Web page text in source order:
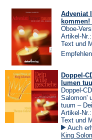
Adveniat
kommen!
Oboe-
Artikel-
Text und
Doppel-
lumen
Doppel-
Salomon'
tuum –
Artikel-
Text und
Auch
King